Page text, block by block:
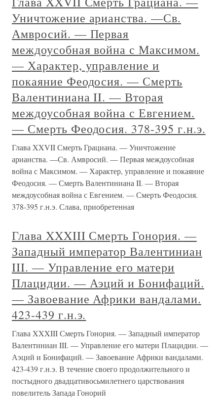
Уничтожение арианства. —Св.
Амвросий. — Первая
междоусобная война с Максимом.
— Характер, управление и
покаяние Феодосия. — Смерть
Валентиниана II. — Вторая
междоусобная война с Евгением.
— Смерть Феодосия. 378-395 г.н.э.
Глава XXVII Смерть Грациана. — Уничтожение
арианства. —Св. Амвросий. — Первая междоусобная
война с Максимом. — Характер, управление и покаяние
Феодосия. — Смерть Валентиниана II. — Вторая
междоусобная война с Евгением. — Смерть Феодосия.
378-395 г.н.э. Слава, приобретенная
Глава XXXIII Смерть Гонория. —
Западный император Валентиниан
III. — Управление его матери
Плацидии. — Аэций и Бонифаций.
— Завоевание Африки вандалами.
423-439 г.н.э.
Глава XXXIII Смерть Гонория. — Западный император
Валентиниан III. — Управление его матери Плацидии. —
Аэций и Бонифаций. — Завоевание Африки вандалами.
423-439 г.н.э. В течение своего продолжительного и
постыдного двадцативосьмилетнего царствования
повелитель Запада Гонорий